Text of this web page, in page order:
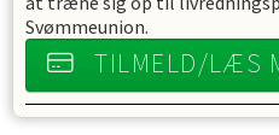
Svømmeunion.
TILMELD/LÆS